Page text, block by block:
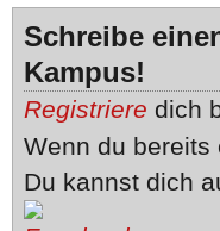
Schreibe
Kampus!
Registriere dich
Wenn du bereits
Du kannst dich